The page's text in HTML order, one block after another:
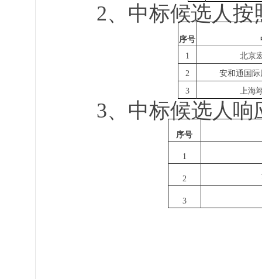
2、中标候选人
序号
1
北京
2 安和通国
3 上海
3、中标候选人
序号
1
2
3